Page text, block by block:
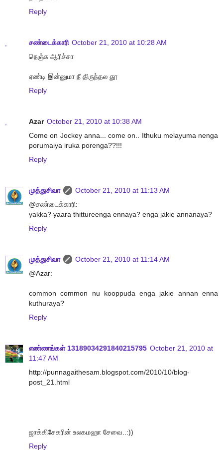
Reply
சண்டைக்காரி October 21, 2010 at 10:28 AM
நெஞ்சு ஆரிச்சா
ஏண்டி இன்னுமா நீ திருந்தல தூ
Reply
Azar October 21, 2010 at 10:38 AM
Come on Jockey anna... come on.. Ithuku melayuma nenga
porumaiya iruka porenga??!!!
Reply
முத்துசிவா
October 21, 2010 at 11:13 AM
@சண்டைக்காரி:
yakka? yaara thittureenga ennaya? enga jakie annanaya?
Reply
முத்துசிவா
October 21, 2010 at 11:14 AM
@Azar:
common common nu kooppuda enga jakie annan enna
kuthuraya?
Reply
எண்ணங்கள் 13189034291840215795 October 21, 2010 at
11:47 AM
http://punnagaithesam.blogspot.com/2010/10/blog-
post_21.html
ஜாக்கிசேகரின் உலகமஹா சேவை..:))
Reply